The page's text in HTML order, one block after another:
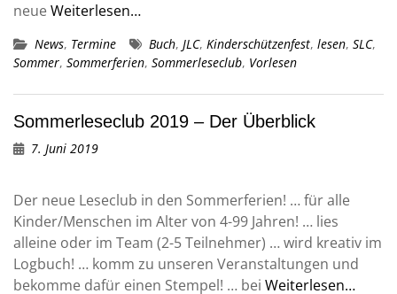
neueWeiterlesen…
News, Termine Buch, JLC, Kinderschützenfest, lesen, SLC,
Sommer, Sommerferien, Sommerleseclub, Vorlesen
Sommerleseclub 2019 – Der Überblick
7. Juni 2019
Der neue Leseclub in den Sommerferien! … für alle
Kinder/Menschen im Alter von 4-99 Jahren! … lies
alleine oder im Team (2-5 Teilnehmer) … wird kreativ im
Logbuch! … komm zu unseren Veranstaltungen und
bekomme dafür einen Stempel! … bei Weiterlesen…